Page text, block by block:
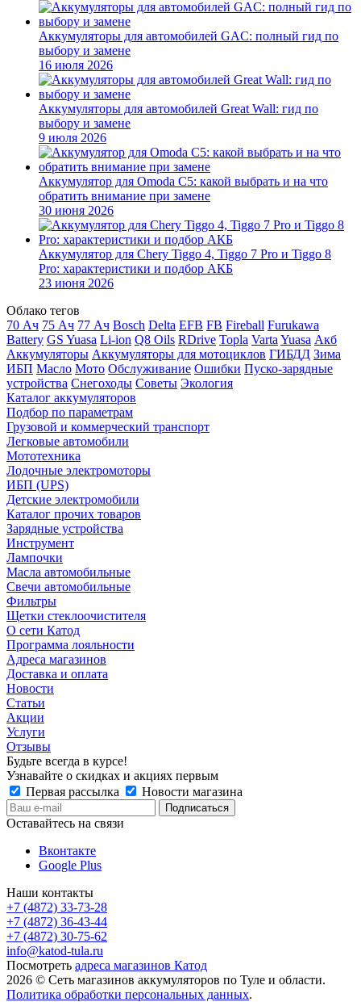
Аккумуляторы для автомобилей GAC: полный гид по
выбору и замене
16 июля 2026
Аккумуляторы для автомобилей Great Wall: гид по
выбору и замене
9 июля 2026
Аккумулятор для Omoda C5: какой выбрать и на что
обратить внимание при замене
30 июня 2026
Аккумулятор для Chery Tiggo 4, Tiggo 7 Pro и Tiggo 8
Pro: характеристики и подбор АКБ
23 июня 2026
Облако тегов
70 Ач 75 Ач 77 Ач Bosch Delta EFB FB Fireball Furukawa
Battery GS Yuasa Li-ion Q8 Oils RDrive Topla Varta Yuasa Акб
Аккумуляторы Аккумуляторы для мотоциклов ГИБДД Зима
ИБП Масло Мото Обслуживание Ошибки Пуско-зарядные
устройства Снегоходы Советы Экология
Каталог аккумуляторов
Подбор по параметрам
Грузовой и коммерческий транспорт
Легковые автомобили
Мототехника
Лодочные электромоторы
ИБП (UPS)
Детские электромобили
Каталог прочих товаров
Зарядные устройства
Инструмент
Лампочки
Масла автомобильные
Свечи автомобильные
Фильтры
Щетки стеклоочистителя
О сети Катод
Программа лояльности
Адреса магазинов
Доставка и оплата
Новости
Статьи
Акции
Услуги
Отзывы
Будьте всегда в курсе!
Узнавайте о скидках и акциях первым
Первая рассылка
Новости магазина
Оставайтесь на связи
Вконтакте
Google Plus
Наши контакты
+7 (4872) 33-73-28
+7 (4872) 36-43-44
+7 (4872) 30-75-62
info@katod-tula.ru
Посмотреть адреса магазинов Катод
2026 © Сеть магазинов аккумуляторов по Туле и области.
Политика обработки персональных данных.